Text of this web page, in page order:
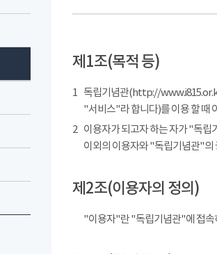
제1조(목적 등)
1 독립기념관(http://
"서비스"라 합니다)를 이용 할 때
2 이용자가 되고자 하는 자가 "독립
이외의 이용자와 "독립기념관"의
제2조(이용자의 정의)
"이용자"란 "독립기념관"에 접속